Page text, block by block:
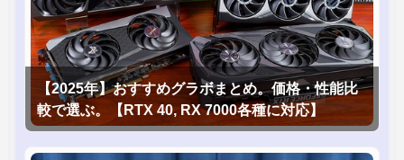
【2025年】おすすめグラボまとめ。価格・性能比
較で選ぶ。【RTX 40, RX 7000各種に対応】